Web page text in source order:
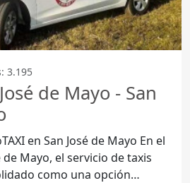
3.195
de Mayo - San
en San José de Mayo En el
de Mayo, el servicio de taxis
como una opción